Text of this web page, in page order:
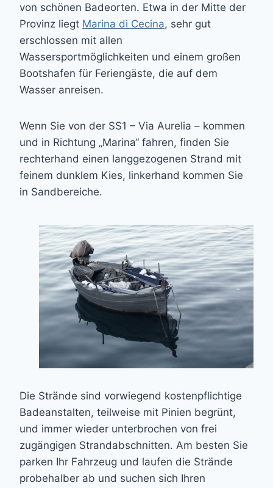
von schönen Badeorten. Etwa in der Mitte der
Provinz liegt Marina di Cecina, sehr gut
erschlossen mit allen
Wassersportmöglichkeiten und einem großen
Bootshafen für Feriengäste, die auf dem
Wasser anreisen.
Wenn Sie von der SS1 – Via Aurelia – kommen
und in Richtung „Marina“ fahren, finden Sie
rechterhand einen langgezogenen Strand mit
feinem dunklem Kies, linkerhand kommen Sie
in Sandbereiche.
Die Strände sind vorwiegend kostenpflichtige
Badeanstalten, teilweise mit Pinien begrünt,
und immer wieder unterbrochen von frei
zugängigen Strandabschnitten. Am besten Sie
parken Ihr Fahrzeug und laufen die Strände
probehalber ab und suchen sich Ihren